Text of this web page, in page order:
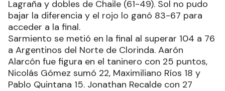
Lagraña y dobles de Chaile (61-49). Sol no pudo
bajar la diferencia y el rojo lo ganó 83-67 para
acceder a la final.
Sarmiento se metió en la final al superar 104 a 76
a Argentinos del Norte de Clorinda. Aarón
Alarcón fue figura en el taninero con 25 puntos,
Nicolás Gómez sumó 22, Maximiliano Ríos 18 y
Pablo Quintana 15. Jonathan Recalde con 27